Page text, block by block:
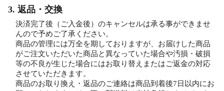
3. 返品・交換
決済完了後（ご入金後）のキャンセルは承る事ができませ
んので予めご了承ください。
商品の管理には万全を期しておりますが、お届けした商品
がご注文いただいた商品と異なっていた場合や汚損・破損
等の不良が生じた場合にはお取り替えまたはご返金の対応
させていただきます。
商品のお取り換え・返品のご連絡は商品到着後7日以内にお